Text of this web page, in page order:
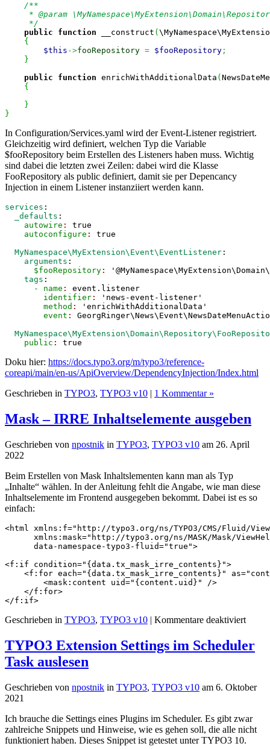
/**
* @param
     */
public
function __construct (
{
$this ->fooRepository = $fooRepository ;
}
public
function enrichWithAdditionalData (
{
}
}
In Configuration/Services.yaml wird der Event-Listener registriert.
Gleichzeitig wird definiert, welchen Typ die Variable
$fooRepository beim Erstellen des Listeners haben muss. Wichtig
sind dabei die letzten zwei Zeilen: dabei wird die Klasse
FooRepository als public definiert, damit sie per Depencancy
Injection in einem Listener instanziiert werden kann.
services :
  _defaults
:
    autowire
: true
    autoconfigure
:
  MyNamespace\MyExtension\Event\EventListener
:
    arguments
:
      $fooRepository
:
    tags
:
      - name
: event.listener
        identifier
:
'news-event-listener'
        method
:
'enrichWithAdditionalData'
        event
:
    public
: true
Doku hier: https://docs.typo3.org/m/typo3/reference-
coreapi/main/en-us/ApiOverview/DependencyInjection/Index.html
Geschrieben in TYPO3, TYPO3 v10 | 1 Kommentar »
Mask – IRRE Inhaltselemente ausgeben
Geschrieben von npostnik in TYPO3, TYPO3 v10 am 26. April
2022
Beim Erstellen von Mask Inhaltslementen kann man als Typ
„Inhalte“ wählen. In der Anleitung fehlt die Angabe, wie man diese
Inhaltselemente im Frontend ausgegeben bekommt. Dabei ist es so
einfach:
<html xmlns:f="http://typo3.org/ns/TYPO3/CMS/Fluid/
xmlns:mask="http://typo3.org/ns/MASK/Mask/
      data-namespace-typo3-fluid="true">
<f:if condition="{data.tx_mask_irre_contents}">
<f:for each="{data.tx_mask_irre_contents}"
        <mask:content uid="{content.uid}" />
    </f:for>
</f:if>
Geschrieben in TYPO3, TYPO3 v10 | Kommentare deaktiviertfür
IRRE
TYPO3 Extension Settings im Scheduler
Task auslesen
Geschrieben von npostnik in TYPO3, TYPO3 v10 am 6. Oktober
2021
Ich brauche die Settings eines Plugins im Scheduler. Es gibt zwar
zahlreiche Snippets und Hinweise, wie es gehen soll, die alle nicht
funktioniert haben. Dieses Snippet ist getestet unter TYPO3 10.